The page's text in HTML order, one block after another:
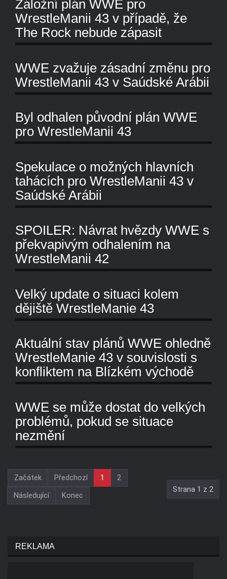
Záložní plán WWE pro
WrestleManii 43 v případě, že
The Rock nebude zápasit
WWE zvažuje zásadní změnu pro
WrestleManii 43 v Saúdské Arábii
Byl odhalen původní plán WWE
pro WrestleManii 43
Spekulace o možných hlavních
tahácích pro WrestleManii 43 v
Saúdské Arábii
SPOILER: Návrat hvězdy WWE s
překvapivým odhalením na
WrestleManii 42
Velký update o situaci kolem
dějiště WrestleManie 43
Aktuální stav plánů WWE ohledně
WrestleManie 43 v souvislosti s
konfliktem na Blízkém východě
WWE se může dostat do velkých
problémů, pokud se situace
nezmění
Strana 1 z 2
Začátek Předchozí 1
2
Následující
Konec
REKLAMA